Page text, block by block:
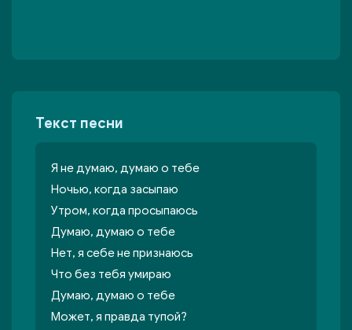
Текст песни
Я не думаю, думаю о тебе
Ночью, когда засыпаю
Утром, когда просыпаюсь
Думаю, думаю о тебе
Нет, я себе не признаюсь
Что без тебя умираю
Думаю, думаю о тебе
Может, я правда тупой?